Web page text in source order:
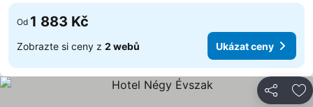
Od 1 883 Kč
Zobrazte si ceny z 2 webů Ukázat ceny
Sdílet